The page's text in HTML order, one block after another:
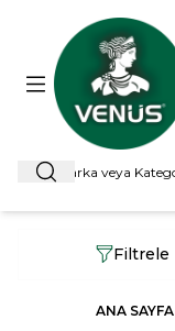
Ara
Filtrele
ANA SAYFA